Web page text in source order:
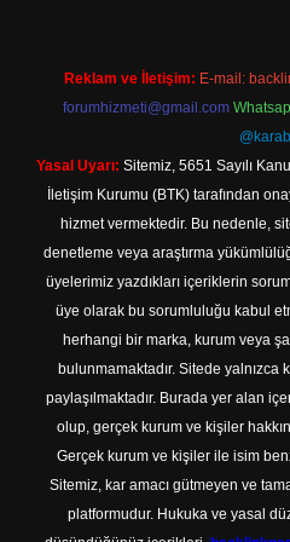
Reklam ve İletişim: E-mail:
forumhizmeti@gmail.com
Yasal Uyarı: Sitemiz, 5651 Sayılı
İletişim Kurumu (BTK) tarafından
hizmet vermektedir. Bu nedenle,
denetleme veya araştırma
üyelerimiz yazdıkları içeriklerin
üye olarak bu sorumluluğu kabul
herhangi bir marka, kurum veya
bulunmamaktadır. Sitede yalnızca
paylaşılmaktadır. Burada yer alan
olup, gerçek kurum ve kişiler
Gerçek kurum ve kişiler ile isim
Sitemiz, kar amacı gütmeyen ve
platformudur. Hukuka ve yasal